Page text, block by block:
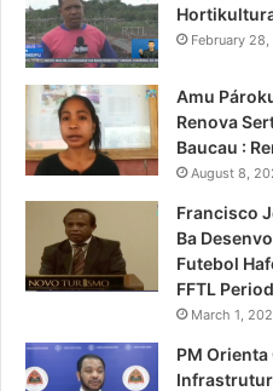
February
Amu
Renova
Baucau :
August 8,
Francisco
Ba
Futebol
FFTL
March 1,
PM Orienta